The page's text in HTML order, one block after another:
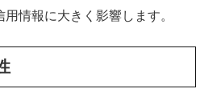
情報に大きく影響します。